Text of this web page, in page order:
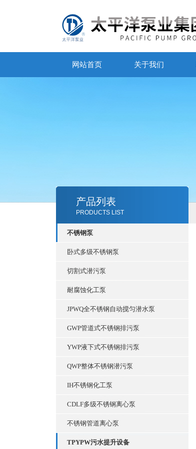
网站首页 关于我们
产品列表
PRODUCTS LIST
不锈钢泵
卧式多级不锈钢泵
切割式潜污泵
耐腐蚀化工泵
JPWQ全不锈钢自动搅匀潜水泵
GWP管道式不锈钢排污泵
YWP液下式不锈钢排污泵
QWP整体不锈钢潜污泵
IH不锈钢化工泵
CDLF多级不锈钢离心泵
不锈钢管道离心泵
TPYPW污水提升设备